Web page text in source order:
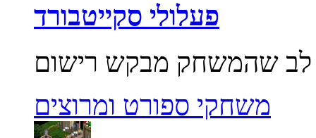
פעלולי סקייטבורד
משחקי ספורט ומרוצים